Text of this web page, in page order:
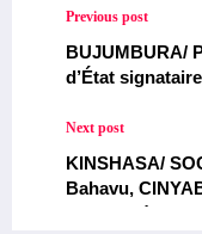
Previous post
BUJUMBURA/
d’État
Tshisekedi
Next post
KINSHASA/
Bahavu,
consternée par